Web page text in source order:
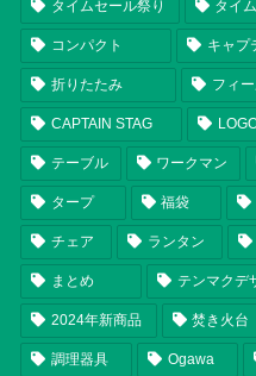
タイムセール祭り タイ
コンパクト キャプ
折りたたみ フィ
CAPTAIN STAG
テーブル ワークマン
タープ 福袋
チェア ランタン
まとめ テンマクデ
2024年新商品 焚き火台
調理器具 Ogawa